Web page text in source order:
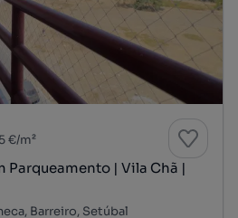
€/m²
Parqueamento | Vila Chã |
Barreiro, Setúbal